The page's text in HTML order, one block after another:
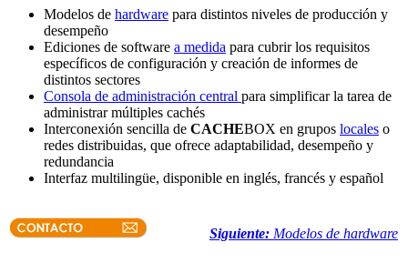
Modelos de hardware para distintos niveles de producción y
desempeño
Ediciones de software a medida para cubrir los requisitos
específicos de configuración y creación de informes de
distintos sectores
Consola de administración central para simplificar la tarea de
administrar múltiples cachés
Interconexión sencilla de CACHEBOX en grupos locales o
redes distribuidas, que ofrece adaptabilidad, desempeño y
redundancia
Interfaz multilingüe, disponible en inglés, francés y español
Siguiente: Modelos de hardware